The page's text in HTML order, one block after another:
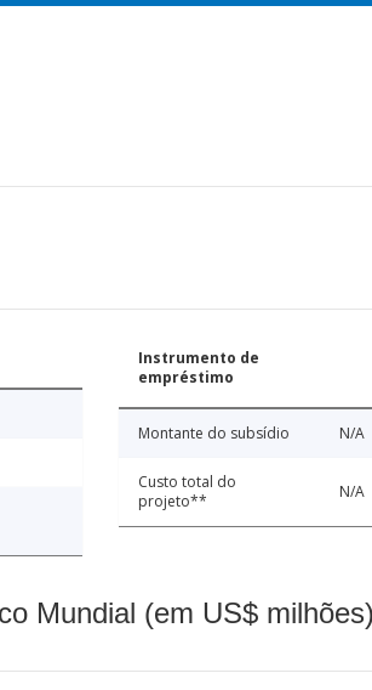
Instrumento de
empréstimo
Montante do subsídio N/A
Custo total do
projeto**
N/A
Mundial (em US$